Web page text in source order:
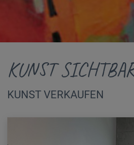
KUNST
KUNST VERKAUFEN